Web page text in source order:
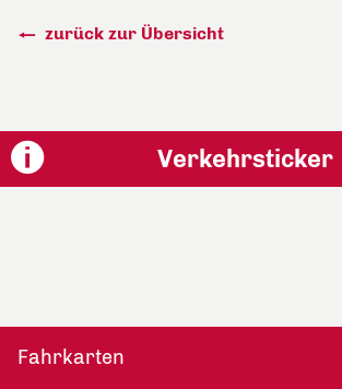
zurück zur Übersicht
Verkehrsticker
Fahrkarten